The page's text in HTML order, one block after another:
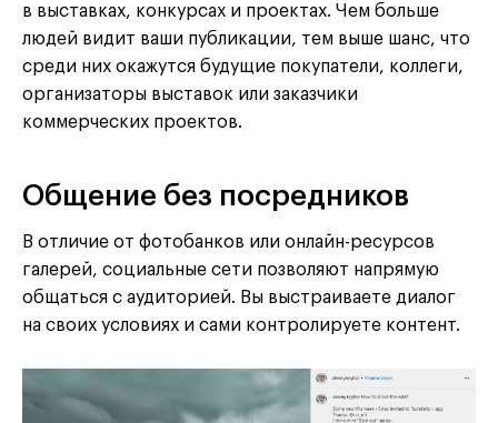
в выставках, конкурсах и проектах. Чем больше
людей видит ваши публикации, тем выше шанс, что
среди них окажутся будущие покупатели, коллеги,
организаторы выставок или заказчики
коммерческих проектов.
Общение без посредников
В отличие от фотобанков или онлайн-ресурсов
галерей, социальные сети позволяют напрямую
общаться с аудиторией. Вы выстраиваете диалог
на своих условиях и сами контролируете контент.